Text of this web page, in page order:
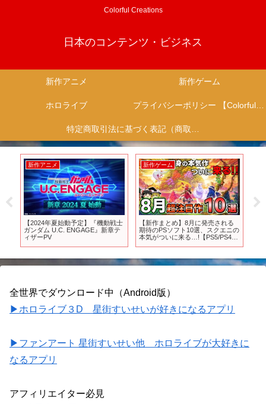
Colorful Creations
日本のコンテンツ・ビジネス
新作アニメ 新作ゲーム
ホロライブ プライバシーポリシー 【Colorful Creation】
特定商取引法に基づく表記（商取引に関する開示）
新作アニメ
【2024年夏始動予定】『機動戦士
ガンダム U.C. ENGAGE』新章テ
ィザーPV
新作ゲーム
【新作まとめ】8月に発売される
期待のPSソフト10選、スクエニの
本気がついに来る…!【PS5/PS4、
全世界でダウンロード中（Android版）
▶ホロライブ３D 星街すいせいが好きになるアプリ
▶ファンアート 星街すいせい他 ホロライブが大好きに
なるアプリ
アフィリエイター必見